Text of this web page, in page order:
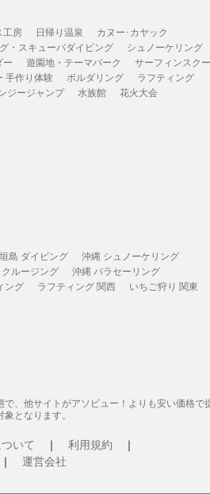
工房 日帰り温泉
カヌー･カヤック
・スキューバダイビング
シュノーケリング
ー 遊園地・テーマパーク
サーフィンスク
手作り体験 ボルダリング
ラフティング
ジージャンプ 水族館 花火大会
島 ダイビング
沖縄 シュノーケリング
ルージング
沖縄 パラセーリング
ング ラフティング 関西
いちご狩り 関東
、他サイトがアソビュー！よりも安い価格で
となります。
いて
利用規約
運営会社